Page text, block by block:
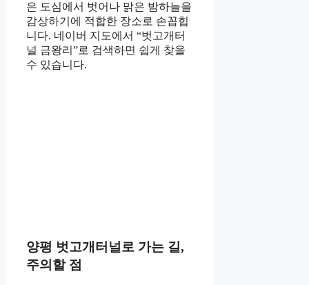
은 도심에서 벗어나 맑은 밤하늘을
감상하기에 적합한 장소로 손꼽힙
니다. 네이버 지도에서 “벗고개터
널 금왕리”로 검색하면 쉽게 찾을
수 있습니다.
양평 벗고개터널로 가는 길,
주의할 점